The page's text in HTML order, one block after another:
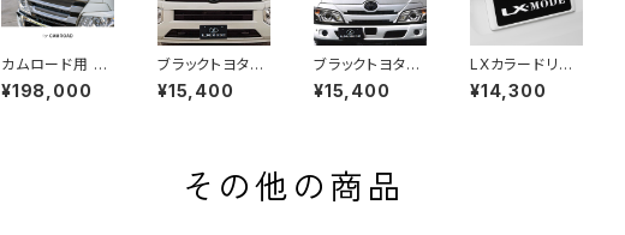
カムロード用 LX
カラードフロント
フェイスマスク
¥198,000
ブラックトヨタマ
ーク for COAS
TER (GDB60/
¥15,400
ブラックトヨタマ
ーク for CAMR
OAD (28#/23#
¥15,400
LXカラードリア
ライセンスフレー
ム (塗装済)
¥14,300
その他の商品